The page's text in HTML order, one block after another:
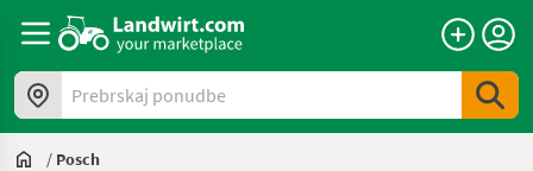
Prebrskaj ponudbe
/ Posch